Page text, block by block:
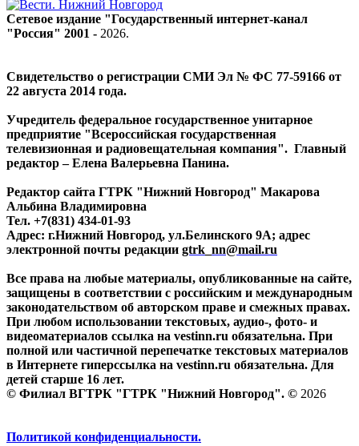
Сетевое издание "Государственный интернет-канал
"Россия" 2001 - 2026.
Свидетельство о регистрации СМИ Эл № ФС 77-59166 от
22 августа 2014 года.
Учредитель федеральное государственное унитарное
предприятие "Всероссийская государственная
телевизионная и радиовещательная компания". Главный
редактор – Елена Валерьевна Панина.
Редактор сайта ГТРК "Нижний Новгород" Макарова
Альбина Владимировна
Тел. +7(831) 434-01-93
Адрес: г.Нижний Новгород, ул.Белинского 9А; адрес
электронной почты редакции gtrk_nn@mail.ru
Все права на любые материалы, опубликованные на сайте,
защищены в соответствии с российским и международным
законодательством об авторском праве и смежных правах.
При любом использовании текстовых, аудио-, фото- и
видеоматериалов ссылка на vestinn.ru обязательна. При
полной или частичной перепечатке текстовых материалов
в Интернете гиперссылка на vestinn.ru обязательна. Для
детей старше 16 лет.
© Филиал ВГТРК "ГТРК "Нижний Новгород". © 2026
Политикой конфиденциальности.